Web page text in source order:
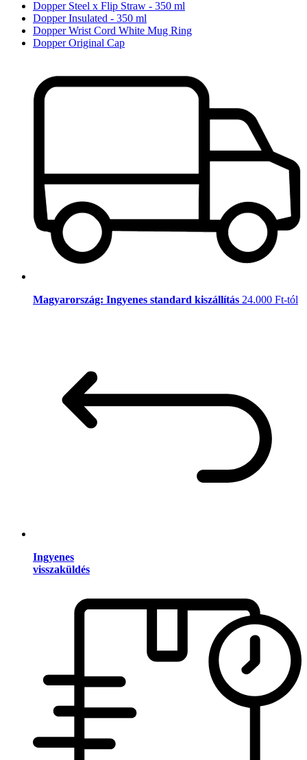
Dopper Steel x Flip Straw - 350 ml
Dopper Insulated - 350 ml
Dopper Wrist Cord White Mug Ring
Dopper Original Cap
Magyarország: Ingyenes standard kiszállítás 24.000 Ft-tól
Ingyenes
visszaküldés